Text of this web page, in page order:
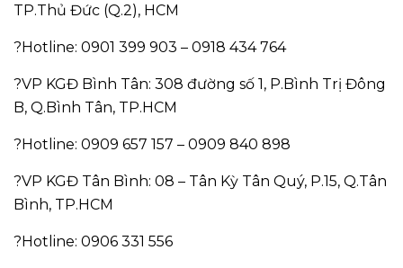
TP.Thủ Đức (Q.2), HCM
?Hotline: 0901 399 903 – 0918 434 764
?VP KGĐ Bình Tân: 308 đường số 1, P.Bình Trị Đông
B, Q.Bình Tân, TP.HCM
?Hotline: 0909 657 157 – 0909 840 898
?VP KGĐ Tân Bình: 08 – Tân Kỳ Tân Quý, P.15, Q.Tân
Bình, TP.HCM
?Hotline: 0906 331 556